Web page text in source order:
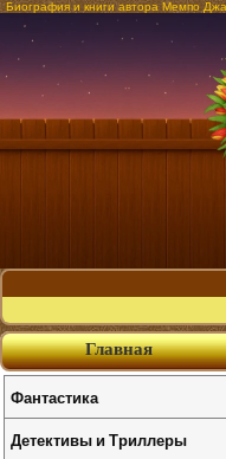
Биография и книги автора Мемпо
Главная
Фантастика
Детективы и Триллеры